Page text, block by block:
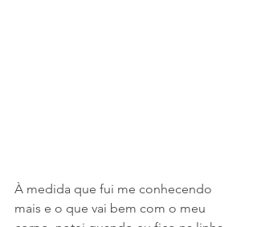
À medida que fui me conhecendo
mais e o que vai bem com o meu